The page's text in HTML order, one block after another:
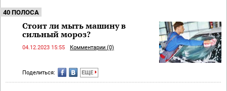
40 ПОЛОСА
Стоит ли мыть машину в
сильный мороз?
04.12.2023 15:55 Комментарии (0)
Поделиться: ЕЩЕ